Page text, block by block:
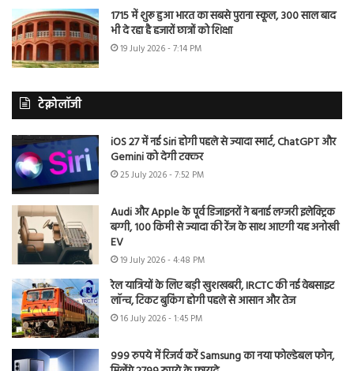
1715 में शुरू हुआ भारत का सबसे पुराना स्कूल, 300 साल बाद
भी दे रहा है हजारों छात्रों को शिक्षा
19 July 2026 - 7:14 PM
टेक्नोलॉजी
iOS 27 में नई Siri होगी पहले से ज्यादा स्मार्ट, ChatGPT और
Gemini को देगी टक्कर
25 July 2026 - 7:52 PM
Audi और Apple के पूर्व डिजाइनरों ने बनाई लग्जरी इलेक्ट्रिक
बग्गी, 100 किमी से ज्यादा की रेंज के साथ आएगी यह अनोखी
EV
19 July 2026 - 4:48 PM
रेल यात्रियों के लिए बड़ी खुशखबरी, IRCTC की नई वेबसाइट
लॉन्च, टिकट बुकिंग होगी पहले से आसान और तेज
16 July 2026 - 1:45 PM
999 रुपये में रिजर्व करें Samsung का नया फोल्डेबल फोन,